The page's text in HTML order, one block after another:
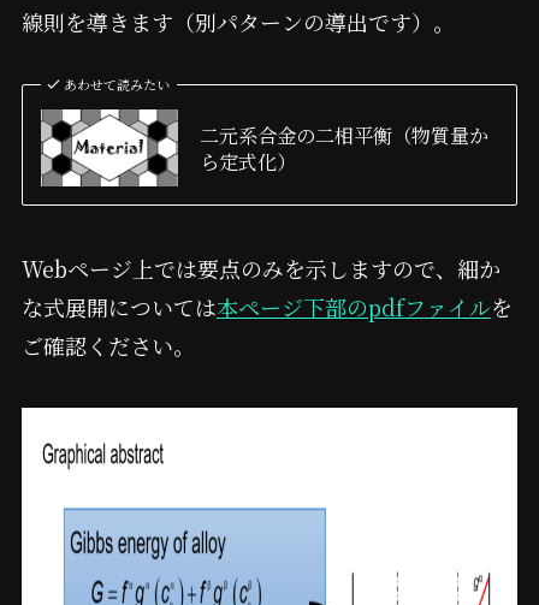
線則を導きます（別パターンの導出です）。
あわせて読みたい
二元系合金の二相平衡（物質量か
ら定式化）
Webページ上では要点のみを示しますので、細か
な式展開については本ページ下部のpdfファイルを
ご確認ください。